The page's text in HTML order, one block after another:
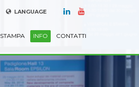
LANGUAGE
STAMPA INFO CONTATTI